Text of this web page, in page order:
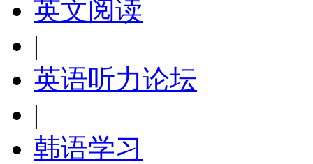
英文阅读
|
英语听力论坛
|
韩语学习